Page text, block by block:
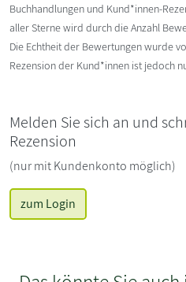
Buchhandlungen und Kund*innen-
aller Sterne wird durch die Anzahl
Die Echtheit der Bewertungen wurde
Rezension der Kund*innen ist jedoch
Melden Sie sich an und
Rezension
(nur mit Kundenkonto möglich)
zum Login